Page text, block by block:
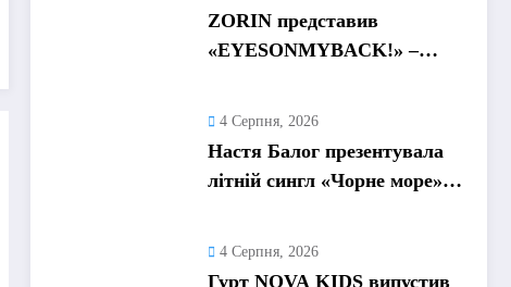
ZORIN представив
«EYESONMYBACK!» –
4 Серпня, 2026
Настя Балог презентувала
літній сингл «Чорне море»
4 Серпня, 2026
Гурт NOVA KIDS випустив